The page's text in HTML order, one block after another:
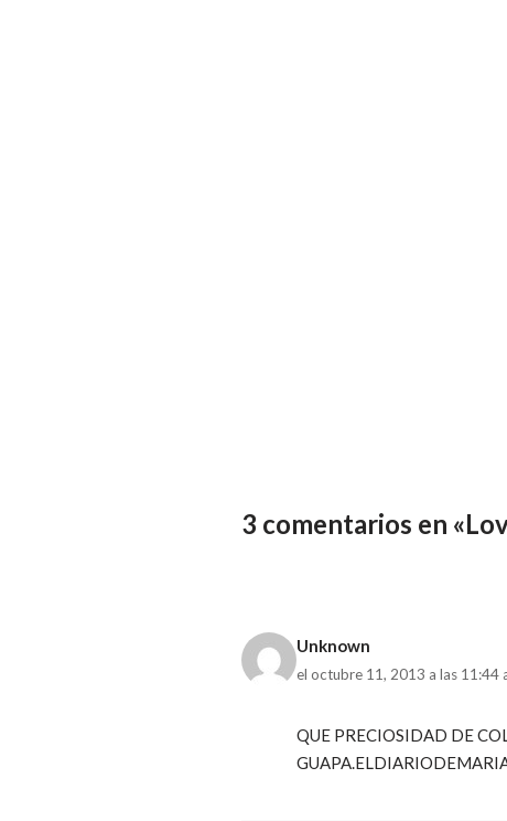
3 comentarios en
Unknown
el octubre 11, 2013 a las 11:44
QUE PRECIOSIDAD DE